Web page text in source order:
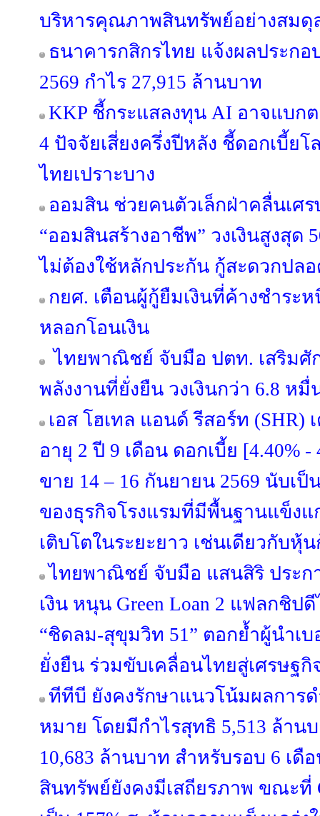
บริหารคุณภาพสินทรัพย์อย่างสมดุ
ธนาคารกสิกรไทย แจ้งผลประกอ
2569 กำไร 27,915 ล้านบาท
KKP ชี้กระแสลงทุน AI อาจแบก
4 ปัจจัยเสี่ยงครึ่งปีหลัง ชี้ดอกเบี้ยโ
ไทยเปราะบาง
ออมสิน ช่วยคนตัวเล็กฝ่าคลื่นเศร
“ออมสินสร้างอาชีพ” วงเงินสูงสุด
ไม่ต้องใช้หลักประกัน กู้สะดวกปล
กยศ. เตือนผู้กู้ยืมเงินที่ค้างชำระ
หลอกโอนเงิน
ไทยพาณิชย์ จับมือ ปตท. เสริมศั
พลังงานที่ยั่งยืน วงเงินกว่า 6.8 ห
เอส โฮเทล แอนด์ รีสอร์ท
อายุ 2 ปี 9 เดือน ดอกเบี้ย [4.40%
ขาย 14 – 16 กันยายน 2569 นับเ
ของธุรกิจโรงแรมที่มีพื้นฐานแข็ง
เติบโตในระยะยาว เช่นเดียวกับหุ้
ไทยพาณิชย์ จับมือ แสนสิริ ประก
เงิน หนุน Green Loan 2 แฟลกชิป
“ชิดลม-สุขุมวิท 51” ตอกย้ำผู้นำเ
ยั่งยืน ร่วมขับเคลื่อนไทยสู่เศรษฐ
ทีทีบี ยังคงรักษาแนวโน้มผลการ
หมาย โดยมีกำไรสุทธิ 5,513 ล้าน
10,683 ล้านบาท สำหรับรอบ 6 เ
สินทรัพย์ยังคงมีเสถียรภาพ ขณะที่